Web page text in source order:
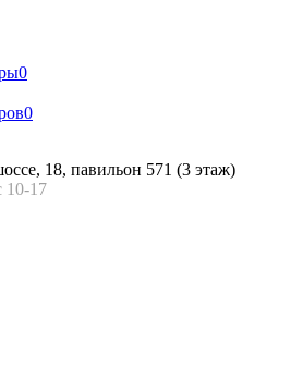
0
0
18, павильон 571 (3 этаж)
10-17